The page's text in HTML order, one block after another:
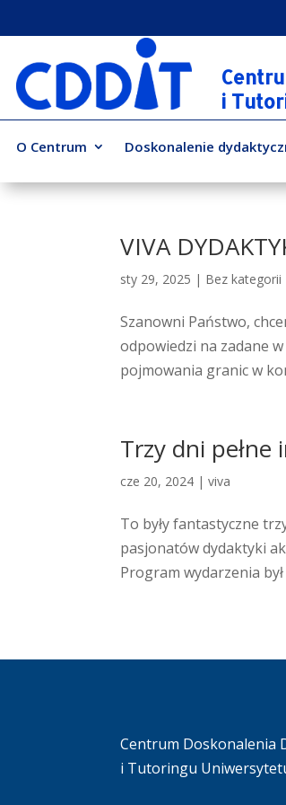
i
O Centrum Doskonalenie
VIVA
sty 29, 2025 | Bez kategorii
Szanowni Państwo,
odpowiedzi na zadane
pojmowania granic w
Trzy dni pełne
cze 20, 2024 |viva
To były fantastyczne
pasjonatów dydaktyki
Program wydarzenia
Centrum Doskonalenia
i Tutoringu